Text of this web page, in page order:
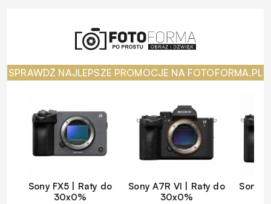
SPRAWDŹ NAJLEPSZE PROMOCJE NA FOTOFORMA.PL
Sony FX5 | Raty do
30x0%
Sony A7R VI | Raty do
30x0%
Sony